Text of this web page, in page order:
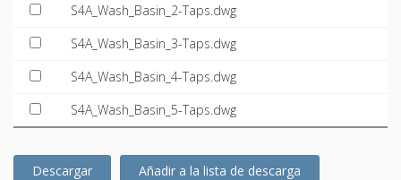
S4A_Wash_Basin_2-Taps.dwg
S4A_Wash_Basin_3-Taps.dwg
S4A_Wash_Basin_4-Taps.dwg
S4A_Wash_Basin_5-Taps.dwg
Descargar Añadir a la lista de descarga